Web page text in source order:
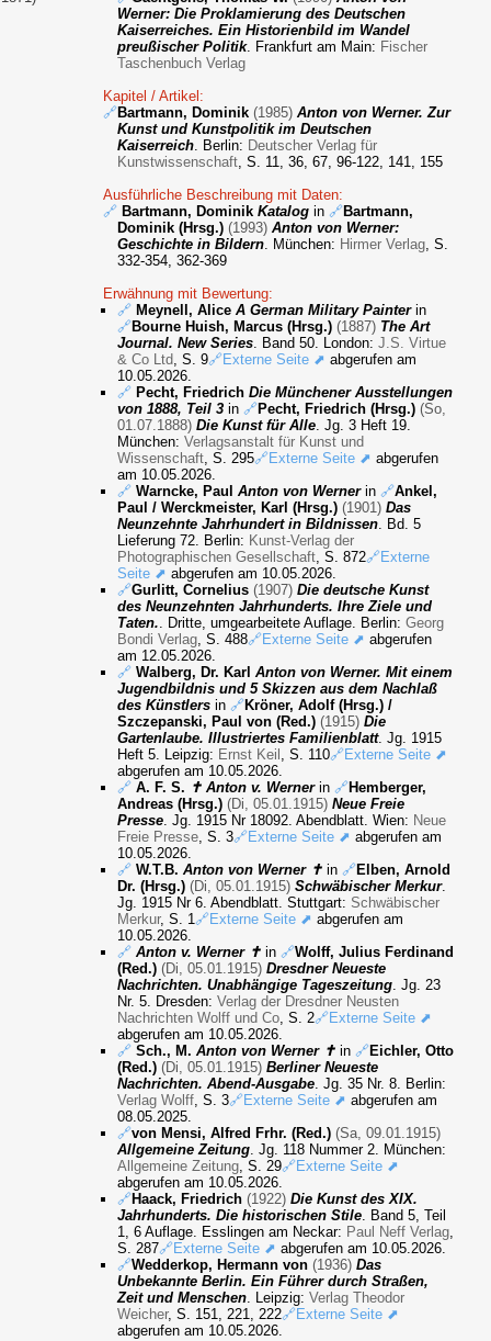
Werner: Die Proklamierung des Deutschen
Kaiserreiches. Ein Historienbild im Wandel
preußischer Politik. Frankfurt am Main: Fischer
Taschenbuch Verlag
Kapitel / Artikel:
🔗Bartmann, Dominik (1985) Anton von Werner. Zur
Kunst und Kunstpolitik im Deutschen
Kaiserreich. Berlin: Deutscher Verlag für
Kunstwissenschaft, S. 11, 36, 67, 96-122, 141, 155
Ausführliche Beschreibung mit Daten:
🔗 Bartmann, DominikKatalogin🔗Bartmann,
Dominik (Hrsg.) (1993) Anton von Werner:
Geschichte in Bildern. München: Hirmer Verlag, S.
332-354, 362-369
Erwähnung mit Bewertung:
🔗 Meynell, AliceA German Military Painterin
🔗Bourne Huish, Marcus (Hrsg.) (1887) The Art
Journal. New Series. Band 50. London:J.S. Virtue
& Co Ltd, S. 9🔗Externe Seite ⬈ abgerufen am
10.05.2026.
🔗 Pecht, FriedrichDie Münchener Ausstellungen
von 1888, Teil 3in🔗Pecht, Friedrich (Hrsg.) (So,
01.07.1888) Die Kunst für Alle. Jg. 3 Heft 19.
München:Verlagsanstalt für Kunst und
Wissenschaft, S. 295🔗Externe Seite ⬈ abgerufen
am 10.05.2026.
🔗 Warncke, PaulAnton von Wernerin🔗Ankel,
Paul / Werckmeister, Karl (Hrsg.) (1901) Das
Neunzehnte Jahrhundert in Bildnissen. Bd. 5
Lieferung 72. Berlin: Kunst-Verlag der
Photographischen Gesellschaft, S. 872🔗Externe
Seite ⬈ abgerufen am 10.05.2026.
🔗Gurlitt, Cornelius (1907) Die deutsche Kunst
des Neunzehnten Jahrhunderts. Ihre Ziele und
Taten.. Dritte, umgearbeitete Auflage. Berlin:Georg
Bondi Verlag, S. 488🔗Externe Seite ⬈ abgerufen
am 12.05.2026.
🔗 Walberg, Dr. KarlAnton von Werner. Mit einem
Jugendbildnis und 5 Skizzen aus dem Nachlaß
des Künstlersin🔗Kröner, Adolf (Hrsg.) /
Szczepanski, Paul von (Red.) (1915) Die
Gartenlaube. Illustriertes Familienblatt. Jg. 1915
Heft 5. Leipzig: Ernst Keil , S. 110🔗Externe Seite ⬈
abgerufen am 10.05.2026.
🔗 A. F. S. ✝ Anton v. Wernerin🔗Hemberger,
Andreas (Hrsg.) (Di, 05.01.1915) Neue Freie
Presse. Jg. 1915 Nr 18092. Abendblatt. Wien: Neue
Freie Presse, S. 3🔗Externe Seite ⬈ abgerufen am
10.05.2026.
🔗 W.T.B.Anton von Werner ✝in🔗Elben, Arnold
Dr. (Hrsg.) (Di, 05.01.1915) Schwäbischer Merkur.
Jg. 1915 Nr 6. Abendblatt. Stuttgart:Schwäbischer
Merkur, S. 1🔗Externe Seite ⬈ abgerufen am
10.05.2026.
🔗 Anton v. Werner ✝in🔗Wolff, Julius Ferdinand
(Red.) (Di, 05.01.1915) Dresdner Neueste
Nachrichten. Unabhängige Tageszeitung. Jg. 23
Nr. 5. Dresden:Verlag der Dresdner Neusten
Nachrichten Wolff und Co, S. 2🔗Externe Seite ⬈
abgerufen am 10.05.2026.
🔗 Sch., M.Anton von Werner ✝in🔗Eichler, Otto
(Red.) (Di, 05.01.1915) Berliner Neueste
Nachrichten. Abend-Ausgabe. Jg. 35 Nr. 8. Berlin:
Verlag Wolff, S. 3🔗Externe Seite ⬈ abgerufen am
08.05.2025.
🔗von Mensi, Alfred Frhr. (Red.) (Sa, 09.01.1915)
Allgemeine Zeitung. Jg. 118 Nummer 2. München:
Allgemeine Zeitung, S. 29🔗Externe Seite ⬈
abgerufen am 10.05.2026.
🔗Haack, Friedrich (1922) Die Kunst des XIX.
Jahrhunderts. Die historischen Stile. Band 5, Teil
1, 6 Auflage. Esslingen am Neckar: Paul Neff Verlag,
S. 287🔗Externe Seite ⬈ abgerufen am 10.05.2026.
🔗Wedderkop, Hermann von (1936) Das
Unbekannte Berlin. Ein Führer durch Straßen,
Zeit und Menschen. Leipzig:Verlag Theodor
Weicher, S. 151, 221, 222🔗Externe Seite ⬈
abgerufen am 10.05.2026.